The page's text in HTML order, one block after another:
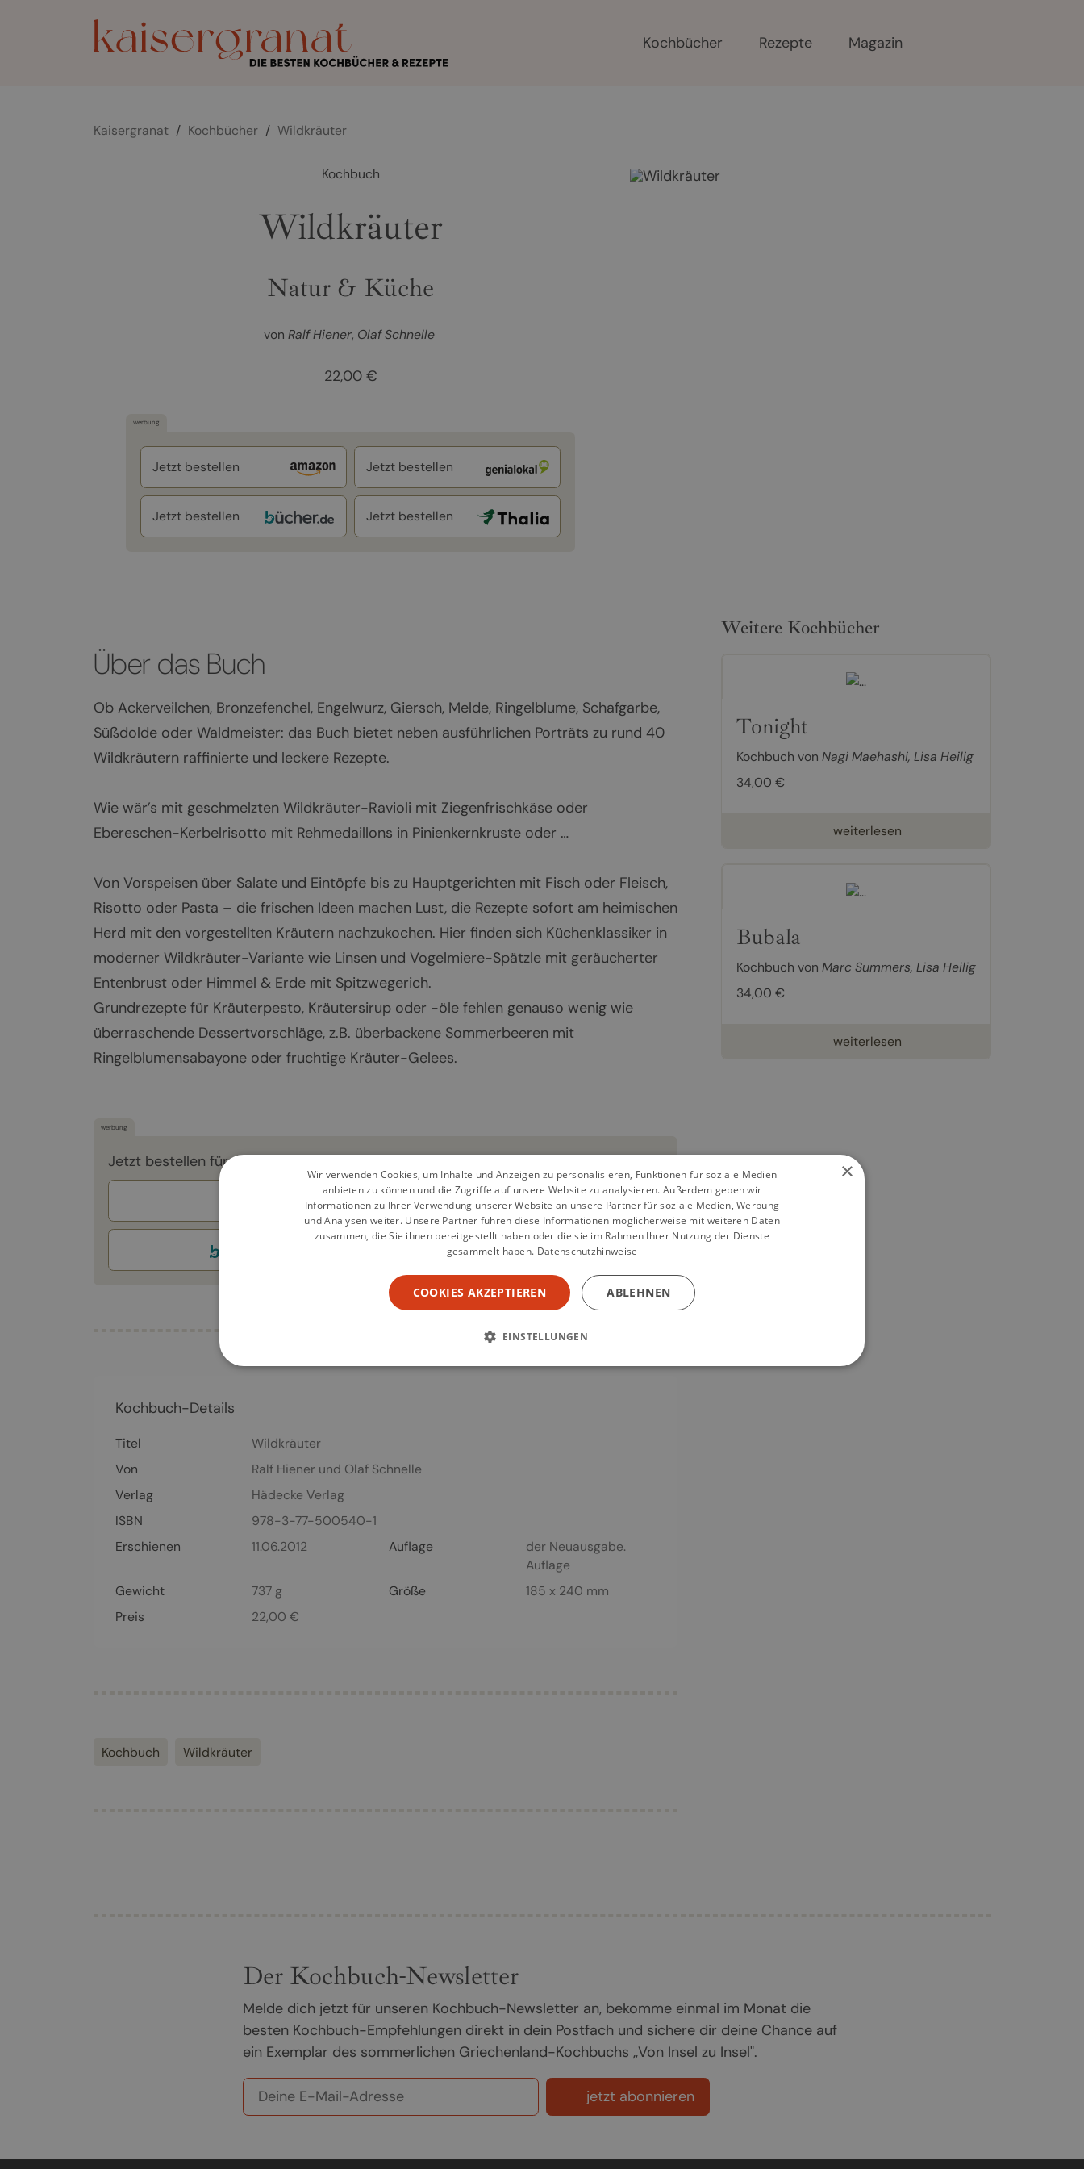
Kochbücher Rezepte Magazin
Kaisergranat / Kochbücher / Wildkräuter
Kochbuch
Wildkräuter
Natur & Küche
von Ralf Hiener Olaf Schnelle
22,00 €
werbung
Jetzt bestellen Jetzt bestellen
Jetzt bestellen Jetzt bestellen
Über das Buch
Ob Ackerveilchen, Bronzefenchel, Engelwurz, Giersch, Melde, Ringelblume, Schafgarbe,
Süßdolde oder Waldmeister: das Buch bietet neben ausführlichen Porträts zu rund 40
Wildkräutern raffinierte und leckere Rezepte.
Wie wär’s mit geschmelzten Wildkräuter-Ravioli mit Ziegenfrischkäse oder
Ebereschen-Kerbelrisotto mit Rehmedaillons in Pinienkernkruste oder …
Von Vorspeisen über Salate und Eintöpfe bis zu Hauptgerichten mit Fisch oder Fleisch,
Risotto oder Pasta – die frischen Ideen machen Lust, die Rezepte sofort am heimischen
Herd mit den vorgestellten Kräutern nachzukochen. Hier finden sich Küchenklassiker in
moderner Wildkräuter-Variante wie Linsen und Vogelmiere-Spätzle mit geräucherter
Entenbrust oder Himmel & Erde mit Spitzwegerich.
Grundrezepte für Kräuterpesto, Kräutersirup oder -öle fehlen genauso wenig wie
überraschende Dessertvorschläge, z.B. überbackene Sommerbeeren mit
Ringelblumensabayone oder fruchtige Kräuter-Gelees.
werbung
Jetzt bestellen für 22,00 €
Kochbuch-Details
Titel
Wildkräuter
Von
Ralf Hiener und Olaf Schnelle
Verlag
Hädecke Verlag
ISBN
978-3-77-500540-1
Erschienen
11.06.2012 Auflage
der Neuausgabe.
Auflage
Gewicht
737 g Größe
185 x 240 mm
Preis
22,00 €
Kochbuch Wildkräuter
Weitere Kochbücher
Tonight
Kochbuch von Nagi Maehashi, Lisa Heilig
34,00 €
weiterlesen
Bubala
Kochbuch von Marc Summers, Lisa Heilig
34,00 €
weiterlesen
Der Kochbuch-Newsletter
Melde dich jetzt für unseren Kochbuch-Newsletter an, bekomme einmal im Monat die
besten Kochbuch-Empfehlungen direkt in dein Postfach und sichere dir deine Chance auf
ein Exemplar des sommerlichen Griechenland-Kochbuchs „Von Insel zu Insel".
jetzt abonnieren
×
Wir verwenden Cookies, um Inhalte und Anzeigen zu personalisieren, Funktionen für soziale Medien
anbieten zu können und die Zugriffe auf unsere Website zu analysieren. Außerdem geben wir
Informationen zu Ihrer Verwendung unserer Website an unsere Partner für soziale Medien, Werbung
und Analysen weiter. Unsere Partner führen diese Informationen möglicherweise mit weiteren Daten
zusammen, die Sie ihnen bereitgestellt haben oder die sie im Rahmen Ihrer Nutzung der Dienste
gesammelt haben. Datenschutzhinweise
COOKIES AKZEPTIEREN ABLEHNEN
EINSTELLUNGEN